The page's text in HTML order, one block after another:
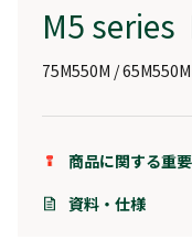
M5 series
75M550M /
商品に関する重
資料・仕様